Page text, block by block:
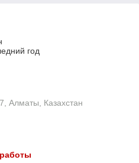
год
Алматы, Казахстан